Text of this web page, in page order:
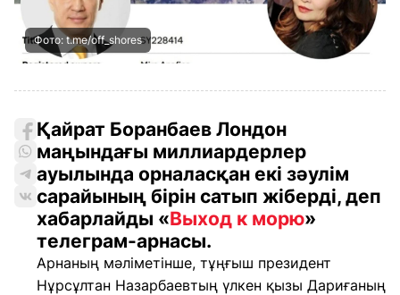
Фото: t.me/off_shores
Қайрат Боранбаев Лондон
маңындағы миллиардерлер
ауылында орналасқан екі зәулім
сарайының бірін сатып жіберді, деп
хабарлайды «Выход к морю»
телеграм-арнасы.
Арнаның мәліметінше, тұңғыш президент
Нұрсұлтан Назарбаевтың үлкен қызы Дариғаның